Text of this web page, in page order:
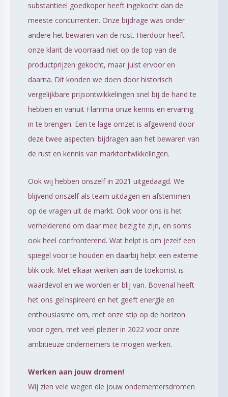
substantieel goedkoper heeft ingekocht dan de
meeste concurrenten. Onze bijdrage was onder
andere het bewaren van de rust. Hierdoor heeft
onze klant de voorraad niet op de top van de
productprijzen gekocht, maar juist ervoor en
daarna. Dit konden we doen door historisch
vergelijkbare prijsontwikkelingen snel bij de hand te
hebben en vanuit Flamma onze kennis en ervaring
in te brengen. Een te lage omzet is afgewend door
deze twee aspecten: bijdragen aan het bewaren van
de rust en kennis van marktontwikkelingen.
Ook wij hebben onszelf in 2021 uitgedaagd. We
blijvend onszelf als team uitdagen en afstemmen
op de vragen uit de markt. Ook voor ons is het
verhelderend om daar mee bezig te zijn, en soms
ook heel confronterend. Wat helpt is om jezelf een
spiegel voor te houden en daarbij helpt een externe
blik ook. Met elkaar werken aan de toekomst is
waardevol en we worden er blij van. Bovenal heeft
het ons geïnspireerd en het geeft energie en
enthousiasme om, met onze stip op de horizon
voor ogen, met veel plezier in 2022 voor onze
ambitieuze ondernemers te mogen werken.
Werken aan jouw dromen!
Wij zien vele wegen die jouw ondernemersdromen